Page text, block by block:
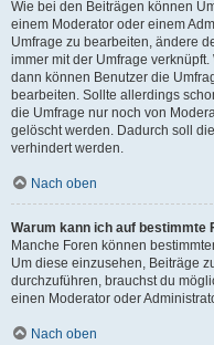
Wie bei den Beiträgen können
einem Moderator oder einem
Umfrage zu bearbeiten, ändere
immer mit der Umfrage
dann können Benutzer die
bearbeiten. Sollte allerdings
die Umfrage nur noch von
gelöscht werden. Dadurch soll
verhindert werden.
Nach oben
Warum kann ich auf bestimmte
Manche Foren können
Um diese einzusehen, Beiträge
durchzuführen, brauchst du
einen Moderator oder
Nach oben